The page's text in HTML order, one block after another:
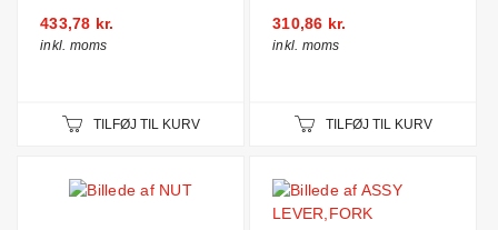
433,78 kr.
inkl. moms
TILFØJ TIL KURV
310,86 kr.
inkl. moms
TILFØJ TIL KURV